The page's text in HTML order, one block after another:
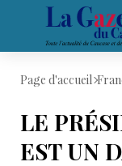
Page d'accueil
LE
EST UN